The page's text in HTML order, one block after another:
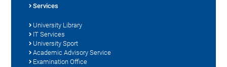
Services
University Library
IT Services
University Sport
Academic Advisory Service
Examination Office